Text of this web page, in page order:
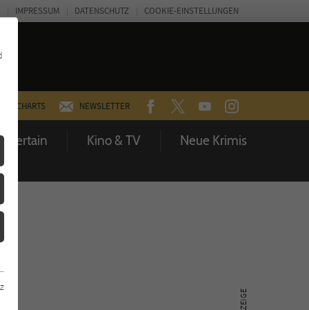
CHARTS NEWSLETTER FACEBOOKTWITTERYOUTUBEINSTAGRAM
Kino & TV Neue Krimis
IMPRESSUM DATENSCHUTZ COOKIE-EINSTELLUNGEN